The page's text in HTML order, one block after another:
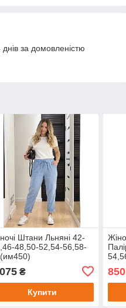
за домовленістю
Штани Льняні 42-
48,50-52,54-56,58-
₴
Купити